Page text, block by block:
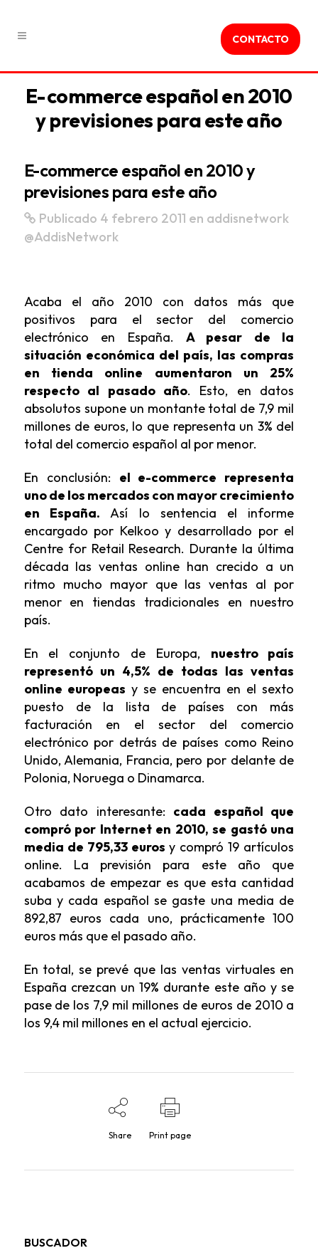
CONTACTO
E-commerce español en 2010
y previsiones para este año
E-commerce español en 2010 y
previsiones para este año
Publicado 4 febrero 2011 en addisnetwork
@AddisNetwork
Acaba el año 2010 con datos más que
positivos para el sector del comercio
electrónico en España. A pesar de la
situación económica del país, las compras
en tienda online aumentaron un 25%
respecto al pasado año. Esto, en datos
absolutos supone un montante total de 7,9 mil
millones de euros, lo que representa un 3% del
total del comercio español al por menor.
En conclusión: el e-commerce representa
uno de los mercados con mayor crecimiento
en España.Así lo sentencia el informe
encargado por Kelkoo y desarrollado por el
Centre for Retail Research. Durante la última
década las ventas online han crecido a un
ritmo mucho mayor que las ventas al por
menor en tiendas tradicionales en nuestro
país.
En el conjunto de Europa, nuestro país
representó un 4,5% de todas las ventas
online europeas y se encuentra en el sexto
puesto de la lista de países con más
facturación en el sector del comercio
electrónico por detrás de países como Reino
Unido, Alemania, Francia, pero por delante de
Polonia, Noruega o Dinamarca.
Otro dato interesante: cada español que
compró por Internet en 2010, se gastó una
media de 795,33 euros y compró 19 artículos
online. La previsión para este año que
acabamos de empezar es que esta cantidad
suba y cada español se gaste una media de
892,87 euros cada uno, prácticamente 100
euros más que el pasado año.
En total, se prevé que las ventas virtuales en
España crezcan un 19% durante este año y se
pase de los 7,9 mil millones de euros de 2010 a
los 9,4 mil millones en el actual ejercicio.
Share Print page
BUSCADOR